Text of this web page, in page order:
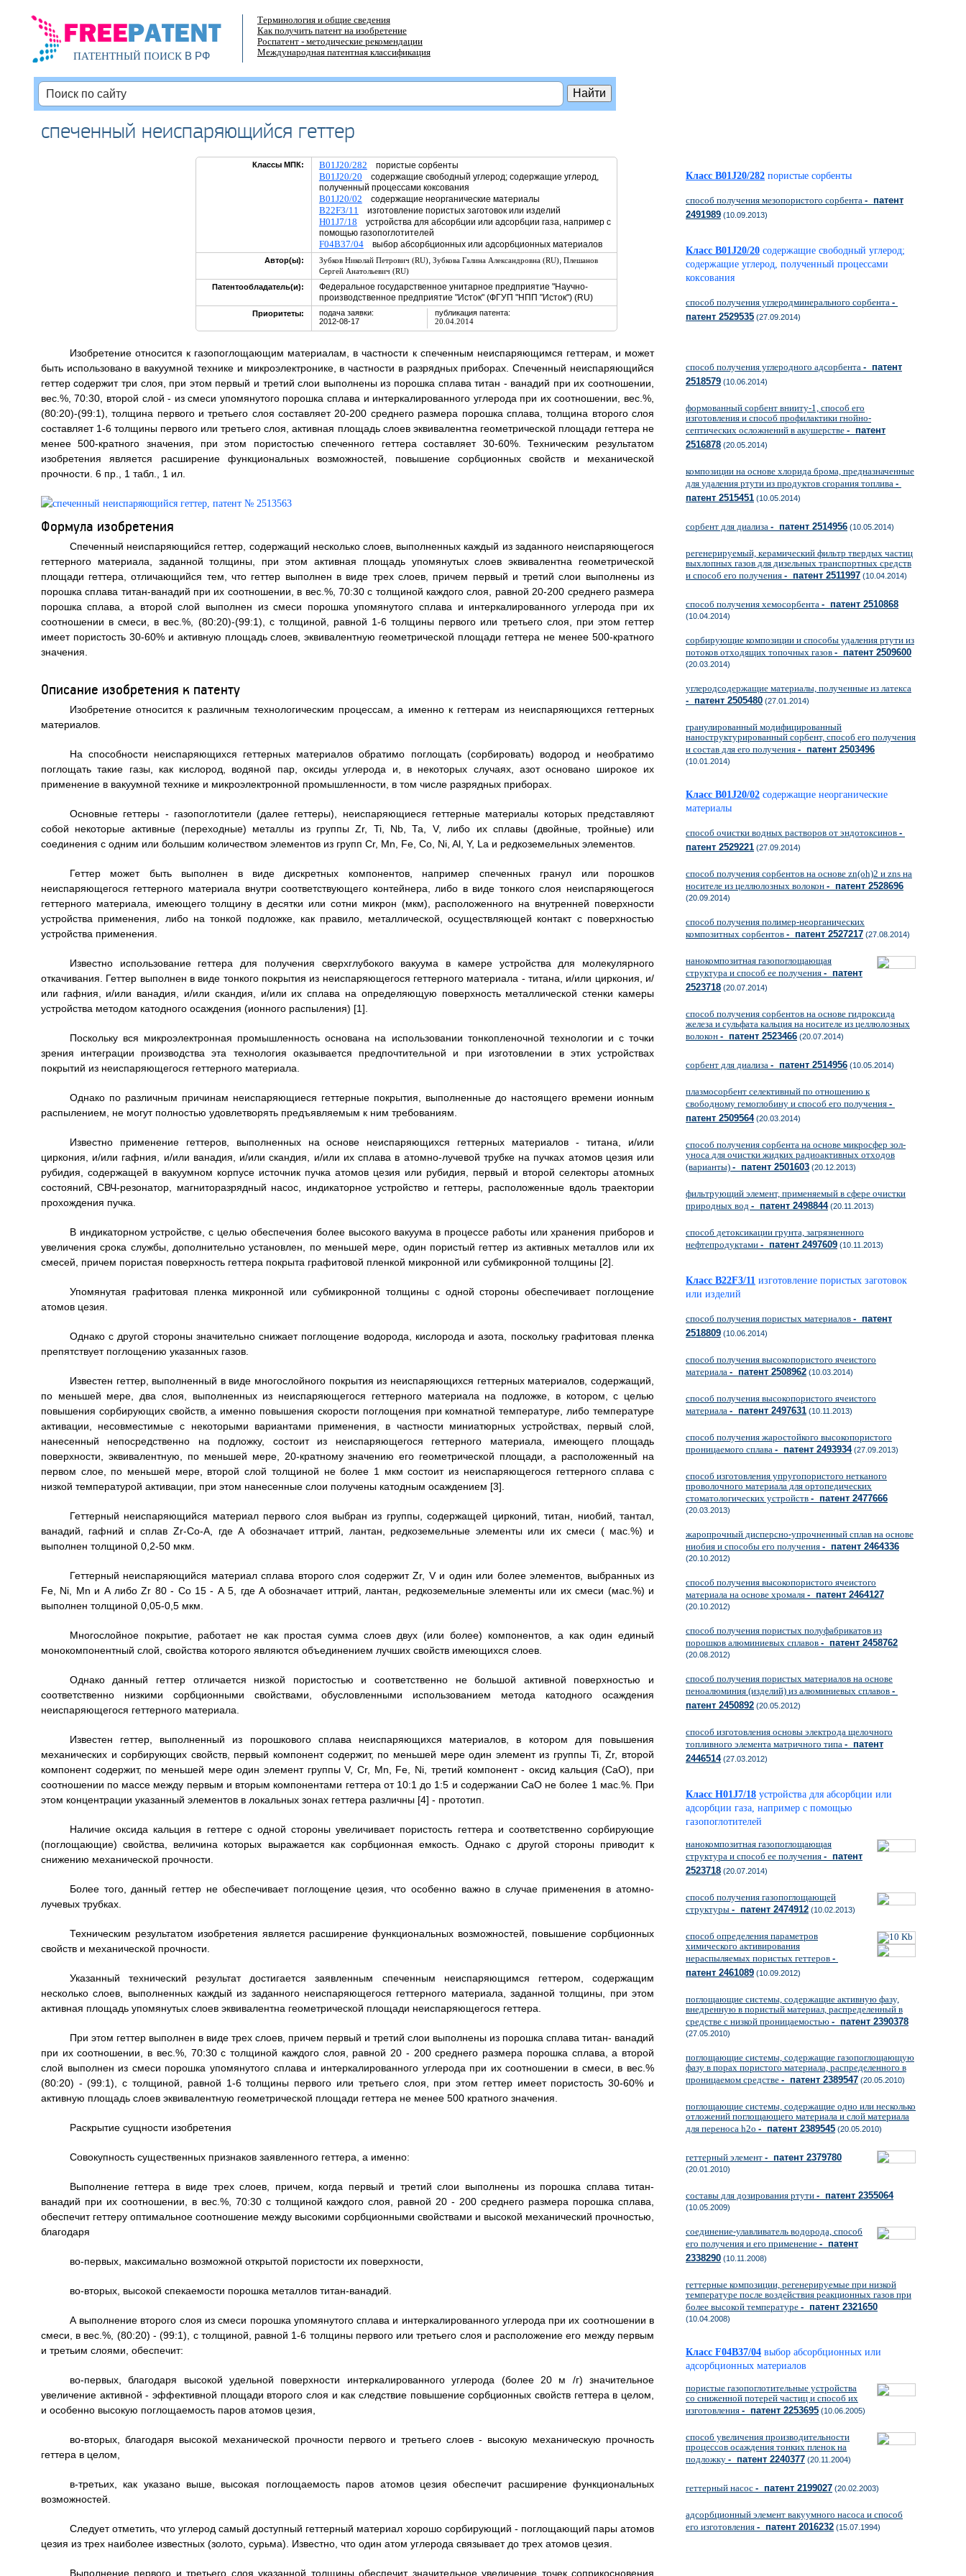
ПАТЕНТНЫЙ ПОИСКВ РФ
Терминология и общие сведения
Как получить патент на изобретение
Роспатент - методические рекомендации
Международная патентная классификация
спеченный неиспаряющийся геттер
Классы МПК: B01J20/282 пористые сорбенты
B01J20/20 содержащие свободный углерод; содержащие углерод,
полученный процессами коксования
B01J20/02 содержащие неорганические материалы
B22F3/11 изготовление пористых заготовок или изделий
H01J7/18 устройства для абсорбции или адсорбции газа, например с
помощью газопоглотителей
F04B37/04выбор абсорбционных или адсорбционных материалов
Автор(ы): Зубков Николай Петрович (RU), Зубкова Галина Александровна (RU), Плешанов
Сергей Анатольевич (RU)
Патентообладатель(и):
Федеральное государственное унитарное предприятие "Научно-
производственное предприятие "Исток" (ФГУП "НПП "Исток") (RU)
Приоритеты:
подача заявки:
2012-08-17
публикация патента:
20.04.2014
Изобретение относится к газопоглощающим материалам, в частности к спеченным неиспаряющимся геттерам, и может
быть использовано в вакуумной технике и микроэлектронике, в частности в разрядных приборах. Спеченный неиспаряющийся
геттер содержит три слоя, при этом первый и третий слои выполнены из порошка сплава титан - ванадий при их соотношении,
вес.%, 70:30, второй слой - из смеси упомянутого порошка сплава и интеркалированного углерода при их соотношении, вес.%,
(80:20)-(99:1), толщина первого и третьего слоя составляет 20-200 среднего размера порошка сплава, толщина второго слоя
составляет 1-6 толщины первого или третьего слоя, активная площадь слоев эквивалентна геометрической площади геттера не
менее 500-кратного значения, при этом пористостью спеченного геттера составляет 30-60%. Техническим результатом
изобретения является расширение функциональных возможностей, повышение сорбционных свойств и механической
прочности. 6 пр., 1 табл., 1 ил.
Формула изобретения
Спеченный неиспаряющийся геттер, содержащий несколько слоев, выполненных каждый из заданного неиспаряющегося
геттерного материала, заданной толщины, при этом активная площадь упомянутых слоев эквивалентна геометрической
площади геттера, отличающийся тем, что геттер выполнен в виде трех слоев, причем первый и третий слои выполнены из
порошка сплава титан-ванадий при их соотношении, в вес.%, 70:30 с толщиной каждого слоя, равной 20-200 среднего размера
порошка сплава, а второй слой выполнен из смеси порошка упомянутого сплава и интеркалированного углерода при их
соотношении в смеси, в вес.%, (80:20)-(99:1), с толщиной, равной 1-6 толщины первого или третьего слоя, при этом геттер
имеет пористость 30-60% и активную площадь слоев, эквивалентную геометрической площади геттера не менее 500-кратного
значения.
Описание изобретения к патенту
Изобретение относится к различным технологическим процессам, а именно к геттерам из неиспаряющихся геттерных
материалов.
На способности неиспаряющихся геттерных материалов обратимо поглощать (сорбировать) водород и необратимо
поглощать такие газы, как кислород, водяной пар, оксиды углерода и, в некоторых случаях, азот основано широкое их
применение в вакуумной технике и микроэлектронной промышленности, в том числе разрядных приборах.
Основные геттеры - газопоглотители (далее геттеры), неиспаряющиеся геттерные материалы которых представляют
собой некоторые активные (переходные) металлы из группы Zr, Ti, Nb, Та, V, либо их сплавы (двойные, тройные) или
соединения с одним или большим количеством элементов из групп Cr, Mn, Fe, Со, Ni, Al, Y, La и редкоземельных элементов.
Геттер может быть выполнен в виде дискретных компонентов, например спеченных гранул или порошков
неиспаряющегося геттерного материала внутри соответствующего контейнера, либо в виде тонкого слоя неиспаряющегося
геттерного материала, имеющего толщину в десятки или сотни микрон (мкм), расположенного на внутренней поверхности
устройства применения, либо на тонкой подложке, как правило, металлической, осуществляющей контакт с поверхностью
устройства применения.
Известно использование геттера для получения сверхглубокого вакуума в камере устройства для молекулярного
откачивания. Геттер выполнен в виде тонкого покрытия из неиспаряющегося геттерного материала - титана, и/или циркония, и/
или гафния, и/или ванадия, и/или скандия, и/или их сплава на определяющую поверхность металлической стенки камеры
устройства методом катодного осаждения (ионного распыления) [1].
Поскольку вся микроэлектронная промышленность основана на использовании тонкопленочной технологии и с точки
зрения интеграции производства эта технология оказывается предпочтительной и при изготовлении в этих устройствах
покрытий из неиспаряющегося геттерного материала.
Однако по различным причинам неиспаряющиеся геттерные покрытия, выполненные до настоящего времени ионным
распылением, не могут полностью удовлетворять предъявляемым к ним требованиям.
Известно применение геттеров, выполненных на основе неиспаряющихся геттерных материалов - титана, и/или
циркония, и/или гафния, и/или ванадия, и/или скандия, и/или их сплава в атомно-лучевой трубке на пучках атомов цезия или
рубидия, содержащей в вакуумном корпусе источник пучка атомов цезия или рубидия, первый и второй селекторы атомных
состояний, СВЧ-резонатор, магниторазрядный насос, индикаторное устройство и геттеры, расположенные вдоль траектории
прохождения пучка.
В индикаторном устройстве, с целью обеспечения более высокого вакуума в процессе работы или хранения приборов и
увеличения срока службы, дополнительно установлен, по меньшей мере, один пористый геттер из активных металлов или их
смесей, причем пористая поверхность геттера покрыта графитовой пленкой микронной или субмикронной толщины [2].
Упомянутая графитовая пленка микронной или субмикронной толщины с одной стороны обеспечивает поглощение
атомов цезия.
Однако с другой стороны значительно снижает поглощение водорода, кислорода и азота, поскольку графитовая пленка
препятствует поглощению указанных газов.
Известен геттер, выполненный в виде многослойного покрытия из неиспаряющихся геттерных материалов, содержащий,
по меньшей мере, два слоя, выполненных из неиспаряющегося геттерного материала на подложке, в котором, с целью
повышения сорбирующих свойств, а именно повышения скорости поглощения при комнатной температуре, либо температуре
активации, несовместимые с некоторыми вариантами применения, в частности миниатюрных устройствах, первый слой,
нанесенный непосредственно на подложку, состоит из неиспаряющегося геттерного материала, имеющего площадь
поверхности, эквивалентную, по меньшей мере, 20-кратному значению его геометрической площади, а расположенный на
первом слое, по меньшей мере, второй слой толщиной не более 1 мкм состоит из неиспаряющегося геттерного сплава с
низкой температурой активации, при этом нанесенные слои получены катодным осаждением [3].
Геттерный неиспаряющийся материал первого слоя выбран из группы, содержащей цирконий, титан, ниобий, тантал,
ванадий, гафний и сплав Zr-Co-A, где А обозначает иттрий, лантан, редкоземельные элементы или их смеси ( мас.%) и
выполнен толщиной 0,2-50 мкм.
Геттерный неиспаряющийся материал сплава второго слоя содержит Zr, V и один или более элементов, выбранных из
Fe, Ni, Мn и А либо Zr 80 - Со 15 - А 5, где А обозначает иттрий, лантан, редкоземельные элементы или их смеси (мас.%) и
выполнен толщиной 0,05-0,5 мкм.
Многослойное покрытие, работает не как простая сумма слоев двух (или более) компонентов, а как один единый
монокомпонентный слой, свойства которого являются объединением лучших свойств имеющихся слоев.
Однако данный геттер отличается низкой пористостью и соответственно не большой активной поверхностью и
соответственно низкими сорбционными свойствами, обусловленными использованием метода катодного осаждения
неиспаряющегося геттерного материала.
Известен геттер, выполненный из порошкового сплава неиспаряющихся материалов, в котором для повышения
механических и сорбирующих свойств, первый компонент содержит, по меньшей мере один элемент из группы Ti, Zr, второй
компонент содержит, по меньшей мере один элемент группы V, Cr, Mn, Fe, Ni, третий компонент - оксид кальция (CaO), при
соотношении по массе между первым и вторым компонентами геттера от 10:1 до 1:5 и содержании CaO не более 1 мас.%. При
этом концентрации указанный элементов в локальных зонах геттера различны [4] - прототип.
Наличие оксида кальция в геттере с одной стороны увеличивает пористость геттера и соответственно сорбирующие
(поглощающие) свойства, величина которых выражается как сорбционная емкость. Однако с другой стороны приводит к
снижению механической прочности.
Более того, данный геттер не обеспечивает поглощение цезия, что особенно важно в случае применения в атомно-
лучевых трубках.
Техническим результатом изобретения является расширение функциональных возможностей, повышение сорбционных
свойств и механической прочности.
Указанный технический результат достигается заявленным спеченным неиспаряющимся геттером, содержащим
несколько слоев, выполненных каждый из заданного неиспаряющегося геттерного материала, заданной толщины, при этом
активная площадь упомянутых слоев эквивалентна геометрической площади неиспаряющегося геттера.
При этом геттер выполнен в виде трех слоев, причем первый и третий слои выполнены из порошка сплава титан- ванадий
при их соотношении, в вес.%, 70:30 с толщиной каждого слоя, равной 20 - 200 среднего размера порошка сплава, а второй
слой выполнен из смеси порошка упомянутого сплава и интеркалированного углерода при их соотношении в смеси, в вес.%
(80:20) - (99:1), с толщиной, равной 1-6 толщины первого или третьего слоя, при этом геттер имеет пористость 30-60% и
активную площадь слоев эквивалентную геометрической площади геттера не менее 500 кратного значения.
Раскрытие сущности изобретения
Совокупность существенных признаков заявленного геттера, а именно:
Выполнение геттера в виде трех слоев, причем, когда первый и третий слои выполнены из порошка сплава титан-
ванадий при их соотношении, в вес.%, 70:30 с толщиной каждого слоя, равной 20 - 200 среднего размера порошка сплава,
обеспечит геттеру оптимальное соотношение между высокими сорбционными свойствами и высокой механический прочностью,
благодаря
во-первых, максимально возможной открытой пористости их поверхности,
во-вторых, высокой спекаемости порошка металлов титан-ванадий.
А выполнение второго слоя из смеси порошка упомянутого сплава и интеркалированного углерода при их соотношении в
смеси, в вес.%, (80:20) - (99:1), с толщиной, равной 1-6 толщины первого или третьего слоя и расположение его между первым
и третьим слоями, обеспечит:
во-первых, благодаря высокой удельной поверхности интеркалированного углерода (более 20 м /г) значительное
увеличение активной - эффективной площади второго слоя и как следствие повышение сорбционных свойств геттера в целом,
и особенно высокую поглощаемость паров атомов цезия,
во-вторых, благодаря высокой механической прочности первого и третьего слоев - высокую механическую прочность
геттера в целом,
в-третьих, как указано выше, высокая поглощаемость паров атомов цезия обеспечит расширение функциональных
возможностей.
Следует отметить, что углерод самый доступный геттерный материал хорошо сорбирующий - поглощающий пары атомов
цезия из трех наиболее известных (золото, сурьма). Известно, что один атом углерода связывает до трех атомов цезия.
Выполнение первого и третьего слоя указанной толщины обеспечит значительное увеличение точек соприкосновения
Класс B01J20/282 пористые сорбенты
способ получения мезопористого сорбента - патент
2491989 (10.09.2013)
Класс B01J20/20 содержащие свободный углерод;
содержащие углерод, полученный процессами
коксования
способ получения углеродминерального сорбента -
патент 2529535 (27.09.2014)
способ получения углеродного адсорбента - патент
2518579 (10.06.2014)
формованный сорбент внииту-1, способ его
изготовления и способ профилактики гнойно-
септических осложнений в акушерстве - патент
2516878 (20.05.2014)
композиции на основе хлорида брома, предназначенные
для удаления ртути из продуктов сгорания топлива -
патент 2515451 (10.05.2014)
сорбент для диализа - патент 2514956 (10.05.2014)
регенерируемый, керамический фильтр твердых частиц
выхлопных газов для дизельных транспортных средств
и способ его получения - патент 2511997 (10.04.2014)
способ получения хемосорбента - патент 2510868
(10.04.2014)
сорбирующие композиции и способы удаления ртути из
потоков отходящих топочных газов - патент 2509600
(20.03.2014)
углеродсодержащие материалы, полученные из латекса
- патент 2505480 (27.01.2014)
гранулированный модифицированный
наноструктурированный сорбент, способ его получения
и состав для его получения - патент 2503496
(10.01.2014)
Класс B01J20/02 содержащие неорганические
материалы
способ очистки водных растворов от эндотоксинов -
патент 2529221 (27.09.2014)
способ получения сорбентов на основе zn(oh)2 и zns на
носителе из целлюлозных волокон - патент 2528696
(20.09.2014)
способ получения полимер-неорганических
композитных сорбентов - патент 2527217 (27.08.2014)
нанокомпозитная газопоглощающая
структура и способ ее получения - патент
2523718 (20.07.2014)
способ получения сорбентов на основе гидроксида
железа и сульфата кальция на носителе из целлюлозных
волокон - патент 2523466 (20.07.2014)
сорбент для диализа - патент 2514956 (10.05.2014)
плазмосорбент селективный по отношению к
свободному гемоглобину и способ его получения -
патент 2509564(20.03.2014)
способ получения сорбента на основе микросфер зол-
уноса для очистки жидких радиоактивных отходов
(варианты) - патент 2501603 (20.12.2013)
фильтрующий элемент, применяемый в сфере очистки
природных вод - патент 2498844(20.11.2013)
способ детоксикации грунта, загрязненного
нефтепродуктами - патент 2497609 (10.11.2013)
Класс B22F3/11 изготовление пористых заготовок
или изделий
способ получения пористых материалов - патент
2518809 (10.06.2014)
способ получения высокопористого ячеистого
материала - патент 2508962 (10.03.2014)
способ получения высокопористого ячеистого
материала - патент 2497631 (10.11.2013)
cпособ получения жаростойкого высокопористого
проницаемого сплава - патент 2493934(27.09.2013)
способ изготовления упругопористого нетканого
проволочного материала для ортопедических
стоматологических устройств - патент 2477666
(20.03.2013)
жаропрочный дисперсно-упрочненный сплав на основе
ниобия и способы его получения - патент 2464336
(20.10.2012)
способ получения высокопористого ячеистого
материала на основе хромаля - патент 2464127
(20.10.2012)
способ получения пористых полуфабрикатов из
порошков алюминиевых сплавов - патент 2458762
(20.08.2012)
способ получения пористых материалов на основе
пеноалюминия (изделий) из алюминиевых сплавов -
патент 2450892 (20.05.2012)
способ изготовления основы электрода щелочного
топливного элемента матричного типа - патент
2446514(27.03.2012)
Класс H01J7/18 устройства для абсорбции или
адсорбции газа, например с помощью
газопоглотителей
нанокомпозитная газопоглощающая
структура и способ ее получения - патент
2523718 (20.07.2014)
способ получения газопоглощающей
структуры - патент 2474912 (10.02.2013)
способ определения параметров
химического активирования
нераспыляемых пористых геттеров -
патент 2461089 (10.09.2012)
поглощающие системы, содержащие активную фазу,
внедренную в пористый материал, распределенный в
средстве с низкой проницаемостью - патент 2390378
(27.05.2010)
поглощающие системы, содержащие газопоглощающую
фазу в порах пористого материала, распределенного в
проницаемом средстве - патент 2389547 (20.05.2010)
поглощающие системы, содержащие одно или несколько
отложений поглощающего материала и слой материала
для переноса h2o - патент 2389545 (20.05.2010)
геттерный элемент - патент 2379780
(20.01.2010)
составы для дозирования ртути - патент 2355064
(10.05.2009)
соединение-улавливатель водорода, способ
его получения и его применение - патент
2338290 (10.11.2008)
геттерные композиции, регенерируемые при низкой
температуре после воздействия реакционных газов при
более высокой температуре - патент 2321650
(10.04.2008)
Класс F04B37/04 выбор абсорбционных или
адсорбционных материалов
пористые газопоглотительные устройства
со сниженной потерей частиц и способ их
изготовления - патент 2253695 (10.06.2005)
способ увеличения производительности
процессов осаждения тонких пленок на
подложку - патент 2240377 (20.11.2004)
геттерный насос - патент 2199027 (20.02.2003)
адсорбционный элемент вакуумного насоса и способ
его изготовления - патент 2016232 (15.07.1994)